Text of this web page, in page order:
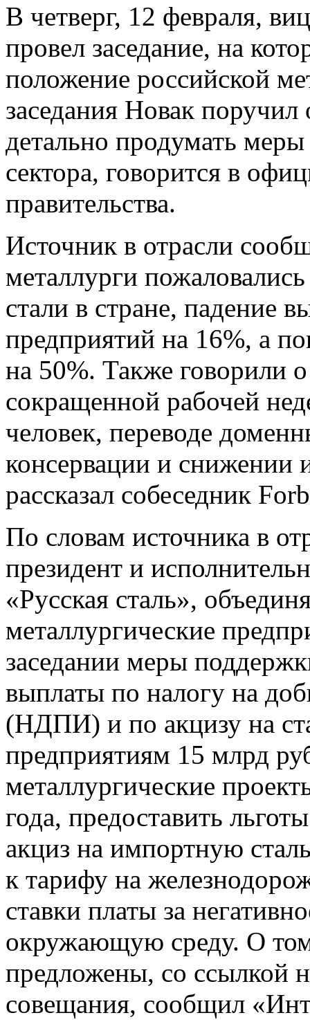
В четверг, 12 февраля,
провел заседание, на
положение российской
заседания Новак
детально продумать
сектора, говорится в
правительства.
Источник в отрасли
металлурги
стали в стране, падение
предприятий на 16%, а
на 50%. Также говорили
сокращенной рабочей
человек, переводе
консервации и снижении
рассказал собеседник
По словам источника в
президент и
«Русская сталь»,
металлургические
заседании меры
выплаты по налогу на
(НДПИ) и по акцизу на
предприятиям 15 млрд
металлургические
года, предоставить
акциз на импортную
к тарифу на
ставки платы за
окружающую среду. О
предложены, со ссылкой
совещания, сообщил